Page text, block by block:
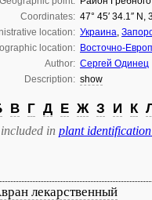
Coordinates: 47° 45′ 34.1″ N,
location: Украина,
location: Восточно-
Author: Сергей Одинец
Description: show
В Г Д Е Ж З И К
in plant
лекарственный